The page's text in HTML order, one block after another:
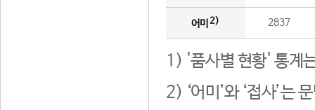
어미 2) 2837
1) '품사별 현황' 통계
2) ‘어미’와 ‘접사’는